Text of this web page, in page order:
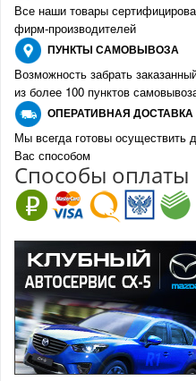
Все наши товары
фирм-производителей
ПУНКТЫ САМОВЫВОЗА
Возможность забрать
из более 100 пунктов
ОПЕРАТИВНАЯ ДОСТАВКА
Мы всегда готовы осуществить
Вас способом
Способы оплаты